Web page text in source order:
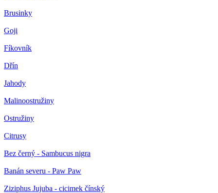
Brusinky
Goji
Fíkovník
Dřín
Jahody
Malinoostružiny
Ostružiny
Citrusy
Bez černý - Sambucus nigra
Banán severu - Paw Paw
Ziziphus Jujuba - cicimek čínský